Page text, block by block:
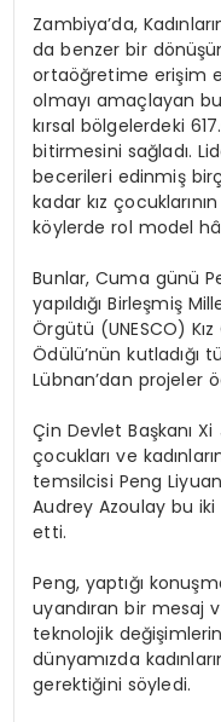
Zambiya’da,
da benzer bir
ortaöğretime erişim
olmayı amaçlayan
kırsal bölgelerdeki
bitirmesini sağladı.
becerileri edinmiş
kadar kız
köylerde rol model
Bunlar, Cuma günü
yapıldığı Birleşmiş
Örgütü (UNESCO)
Ödülü’nün kutladığı
Lübnan’dan projeler
Çin Devlet Başkanı Xi
çocukları ve
temsilcisi Peng
Audrey Azoulay bu
etti.
Peng, yaptığı
uyandıran bir mesaj
teknolojik
dünyamızda
gerektiğini söyledi.